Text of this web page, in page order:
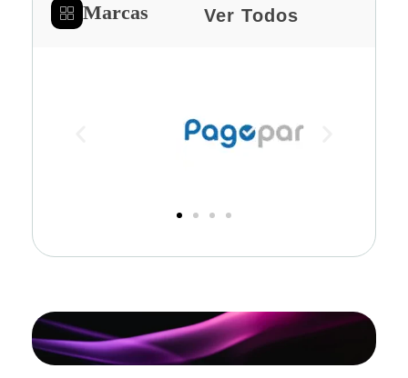
Marcas Ver Todos